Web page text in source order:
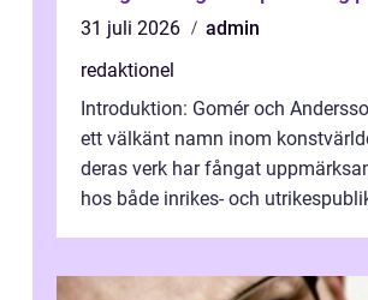
31 juli 2026
admin
redaktionel
Introduktion: Gomér och
ett välkänt namn inom
deras verk har fångat
hos både inrikes- och